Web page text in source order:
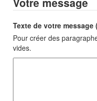
Texte de votre
Pour créer des
vides.